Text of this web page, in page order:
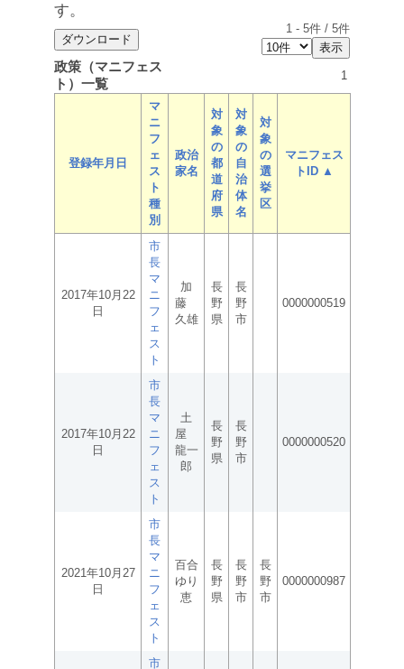
す。
1 - 5件 / 5件
政策（マニフェス
ト）一覧
1
登録年月日
マ
ニ
フ
ェ
ス
ト
種
別
政治
家名
対
象
の
都
道
府
県
対
象
の
自
治
体
名
対
象
の
選
挙
区
マニフェス
トID ▲
2017年10月22
日
市
長
マ
ニ
フ
ェ
ス
ト
加
藤
久雄
長
野
県
長
野
市
0000000519
2017年10月22
日
市
長
マ
ニ
フ
ェ
ス
ト
土
屋
龍一
郎
長
野
県
長
野
市
0000000520
2021年10月27
日
市
長
マ
ニ
フ
ェ
ス
ト
百合
ゆり
恵
長
野
県
長
野
市
長
野
市
0000000987
市